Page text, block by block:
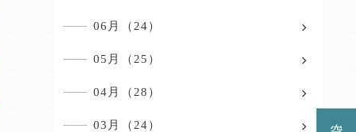
06月（24）
05月（25）
04月（28）
03月（24）